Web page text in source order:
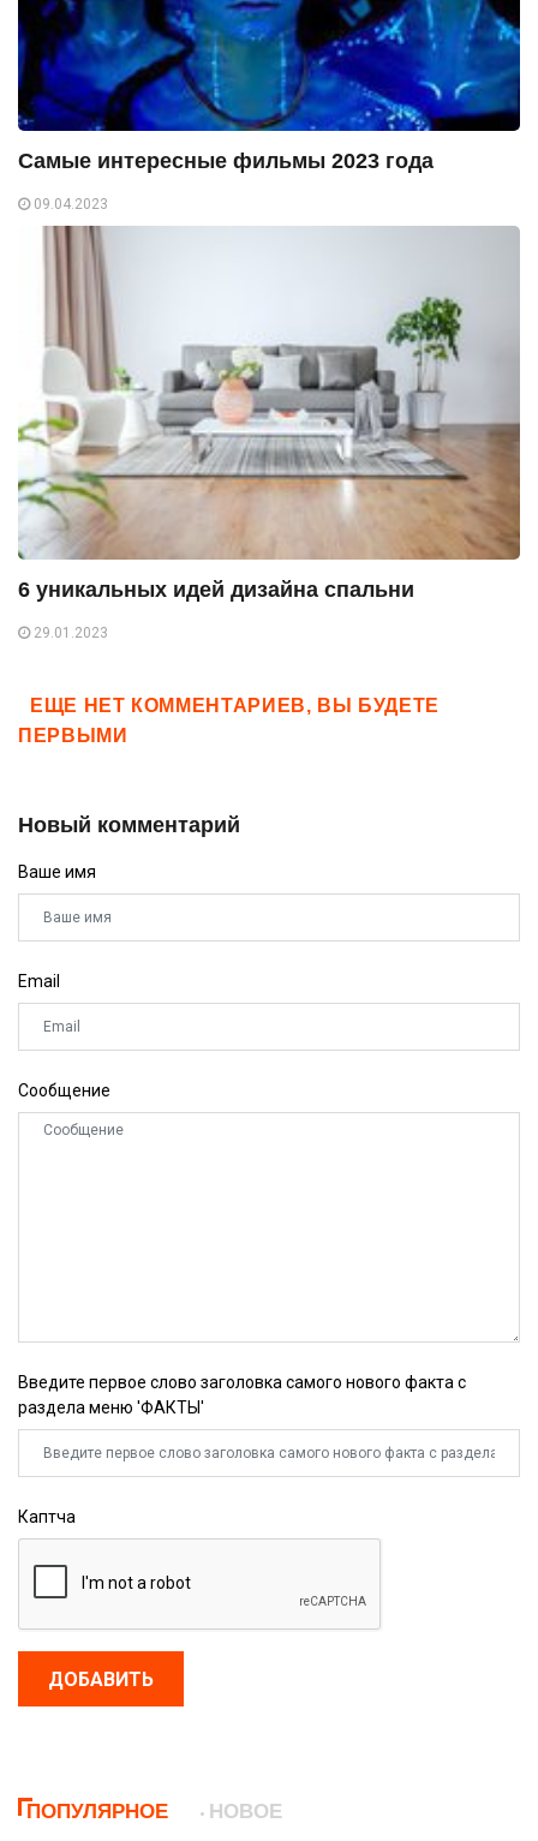
Самые интересные фильмы 2023 года
09.04.2023
6 уникальных идей дизайна спальни
29.01.2023
ЕЩЕ НЕТ КОММЕНТАРИЕВ, ВЫ БУДЕТЕ
ПЕРВЫМИ
Новый комментарий
Ваше имя
Email
Сообщение
Введите первое слово заголовка самого нового факта с
раздела меню 'ФАКТЫ'
Каптча
ДОБАВИТЬ
ПОПУЛЯРНОЕ НОВОЕ